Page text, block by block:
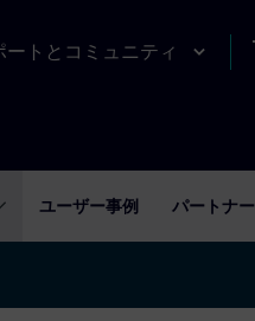
ートとコミュニティ
ユーザー事例 パートナー